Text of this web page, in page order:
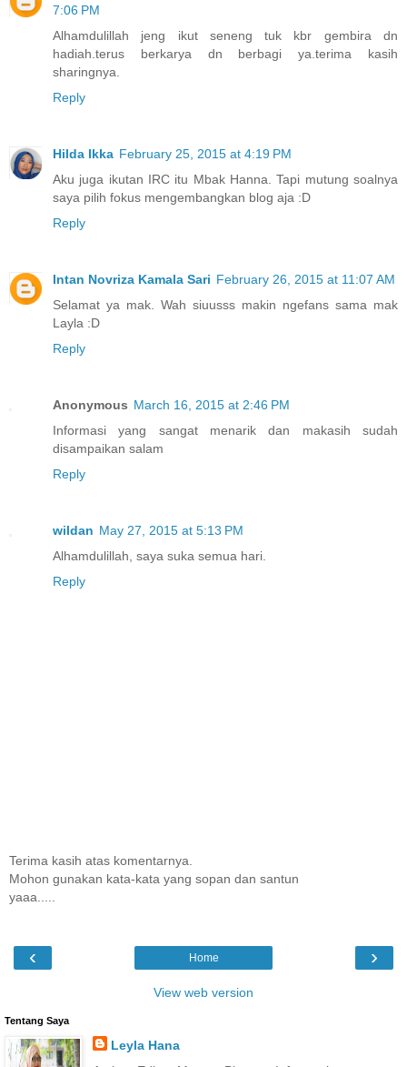
7:06 PM
Alhamdulillah jeng ikut seneng tuk kbr gembira dn
hadiah.terus berkarya dn berbagi ya.terima kasih
sharingnya.
Reply
Hilda Ikka February 25, 2015 at 4:19 PM
Aku juga ikutan IRC itu Mbak Hanna. Tapi mutung soalnya
saya pilih fokus mengembangkan blog aja :D
Reply
Intan Novriza Kamala Sari February 26, 2015 at 11:07 AM
Selamat ya mak. Wah siuusss makin ngefans sama mak
Layla :D
Reply
Anonymous March 16, 2015 at 2:46 PM
Informasi yang sangat menarik dan makasih sudah
disampaikan salam
Reply
wildan May 27, 2015 at 5:13 PM
Alhamdulillah, saya suka semua hari.
Reply
Terima kasih atas komentarnya.
Mohon gunakan kata-kata yang sopan dan santun
yaaa.....
‹ ›
Home
View web version
Tentang Saya
Leyla Hana